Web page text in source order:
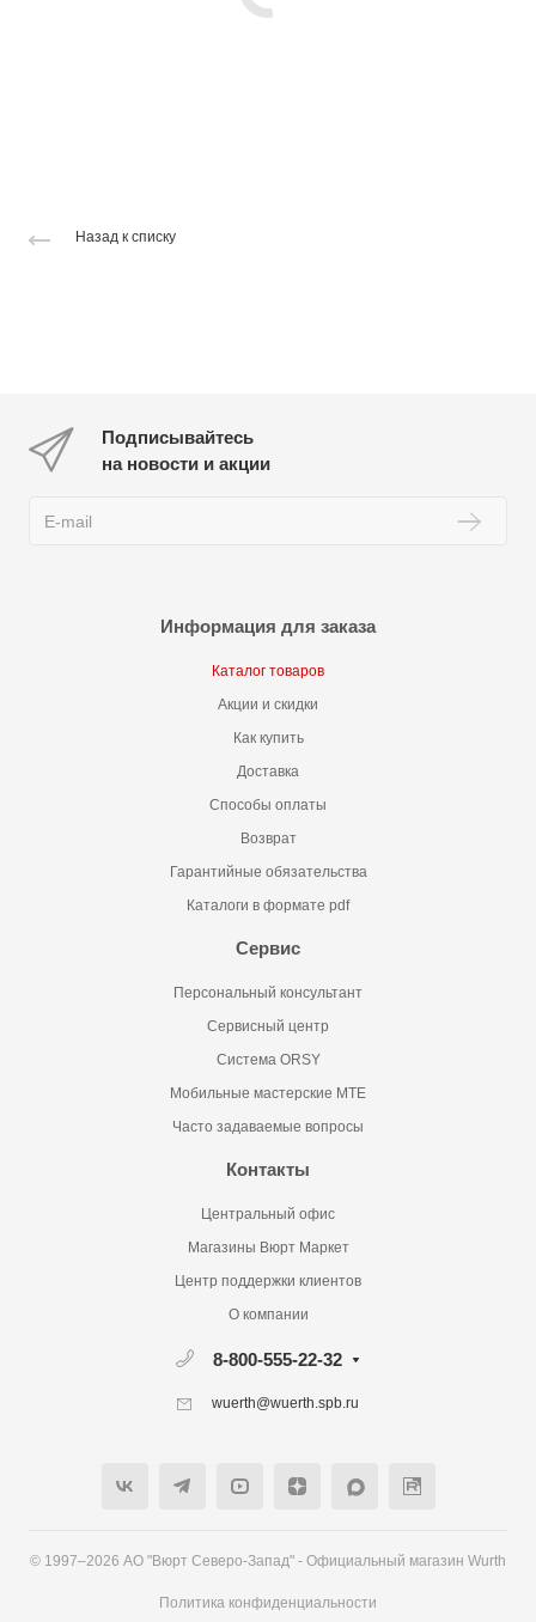
Назад к списку
Подписывайтесь
на новости и акции
Информация для заказа
Каталог товаров
Акции и скидки
Как купить
Доставка
Способы оплаты
Возврат
Гарантийные обязательства
Каталоги в формате pdf
Сервис
Персональный консультант
Сервисный центр
Система ORSY
Мобильные мастерские MTE
Часто задаваемые вопросы
Контакты
Центральный офис
Магазины Вюрт Маркет
Центр поддержки клиентов
О компании
8-800-555-22-32
wuerth@wuerth.spb.ru
© 1997–2026 АО "Вюрт Северо-Запад" - Официальный магазин Wurth
Политика конфиденциальности